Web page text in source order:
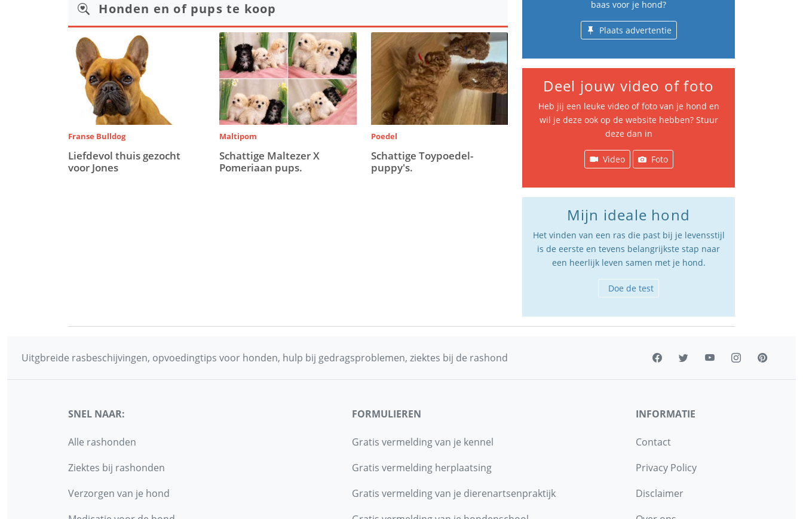
Honden en of pups te koop
Franse Bulldog
Liefdevol thuis gezocht
voor Jones
Maltipom
Schattige Maltezer X
Pomeriaan pups.
Poedel
Schattige Toypoedel-
puppy's.
baas voor je hond?
Plaats advertentie
Deel jouw video of foto
Heb jij een leuke video of foto van je hond en
wil je deze ook op de website hebben? Stuur
deze dan in
Video Foto
Mijn ideale hond
Het vinden van een ras die past bij je levensstijl
is de eerste en tevens belangrijkste stap naar
een heerlijk leven samen met je hond.
Doe de test
Uitgbreide rasbeschijvingen, opvoedingtips voor honden, hulp bij gedragsproblemen, ziektes bij de rashond
SNEL NAAR:
Alle rashonden
Ziektes bij rashonden
Verzorgen van je hond
FORMULIEREN
Gratis vermelding van je kennel
Gratis vermelding herplaatsing
Gratis vermelding van je dierenartsenpraktijk
INFORMATIE
Contact
Privacy Policy
Disclaimer